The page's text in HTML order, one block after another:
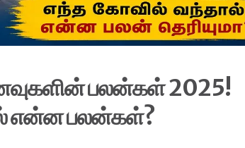
பலன்கள் 2025!
என்ன பலன்கள்?